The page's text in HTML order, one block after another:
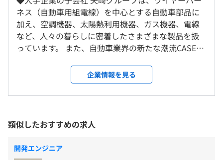
る技術や、少ないデータから効率的に学習するための技術
開発に取り組みました。
◆組み込みソフトウェア技術
マルチコア・マルチOSの実装実績があり、最適なリアル
タイムシステムの提供が可能です。組み込みOSは、T-
Kernel、μITRON、RTX、Linux（POSIX含む）、Android
相談の上、適切なマシンを支給いたします。
変更範囲：変更なし
＜変更範囲＞
雇入時：東京本社
変更範囲：変更なし
受動喫煙防止措置に関する事項
フレックスタイム制（コアタイム10：00～15：00）
休憩時間：12：30〜13：30（60分）
平均残業時間：平均10〜20時間／月
・夏季休暇（5日）
ネス（自動車用組電線）を中心とする自動車部品に
加え、空調機器、太陽熱利用機器、ガス機器、電線
など、人々の暮らしに密着したさまざまな製品を扱
っています。 また、自動車業界の新たな潮流CASEに
業、AIを活用した安全運転支援などの事業領域にも
注力しております。 株式会社的は、矢崎グループに
おける情報通信機器・電子計算をIT面から支える企
みコンピューティング技術の開発をベースとした活
動を進め、自社の技術を生かした製品化・販売へ展
開してきました。 エンジニアは、各種組込みOSを中
心とした組込みコンピュータ技術の開発深化によ
企業情報を見る
類似したおすすめの求人
開発エンジニア